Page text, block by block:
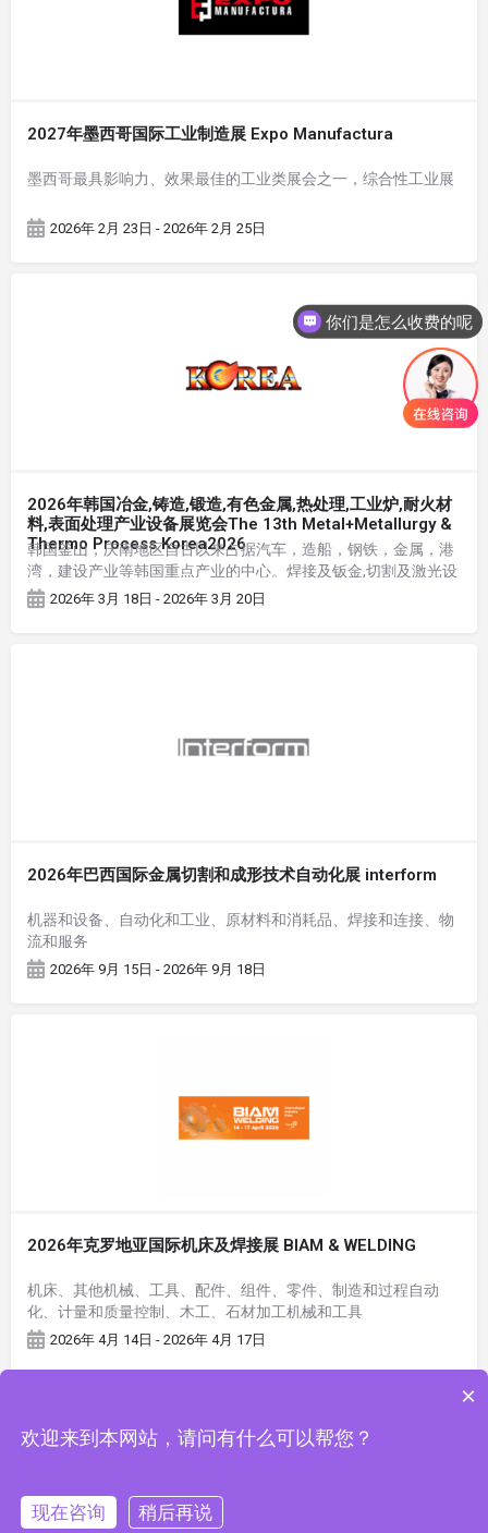
2027年墨西哥国际工业制造展 Expo Manufactura
墨西哥最具影响力、效果最佳的工业类展会之一，综合性工业展
2026年 2月 23日 - 2026年 2月 25日
2026年韩国冶金,铸造,锻造,有色金属,热处理,工业炉,耐火材
料,表面处理产业设备展览会The 13th Metal+Metallurgy &
Thermo Process Korea2026
韩国釜山，庆南地区自古以来占据汽车，造船，钢铁，金属，港
湾，建设产业等韩国重点产业的中心。焊接及钣金,切割及激光设
备业界的美味厂商可在此发现千载难逢的顶峰商机。
2026年 3月 18日 - 2026年 3月 20日
2026年巴西国际金属切割和成形技术自动化展 interform
机器和设备、自动化和工业、原材料和消耗品、焊接和连接、物
流和服务
2026年 9月 15日 - 2026年 9月 18日
2026年克罗地亚国际机床及焊接展 BIAM & WELDING
机床、其他机械、工具、配件、组件、零件、制造和过程自动
化、计量和质量控制、木工、石材加工机械和工具
2026年 4月 14日 - 2026年 4月 17日
你们是怎么收费的呢
×
欢迎来到本网站，请问有什么可以帮您？
现在咨询 稍后再说